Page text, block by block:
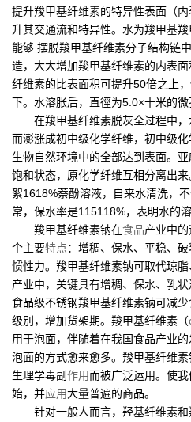
提升羧甲基纤维素的特异性表面（
升其交通流和特异性。水为羧甲基羧
能够 摆脱羧甲基纤维素分子结构链
造，大大增加羧甲基纤维素的内表
纤维素的比表面积可提升50倍之上
下。水溶胀后，直徑为5.0×十米的微
在羧甲基纤维素脱灰全过程中，
而澎涨成初中级化学纤维，初中级
生物自然环境中的全部达到表面。
饱和状态，原化学纤维互相分离出
絮1618%萘酚溶液，自来水清洗，
常，保水率是115118%，表明水的
羧甲基纤维素钠在食品产业中的
个主要特点：增稠、保水、平稳、
惯性力。羧甲基纤维素钠可取代琼
产业中，关键具有增稠、保水、乳
食品级不锈钢羧甲基纤维素钠可减
级別，增加货架期。羧甲基纤维素（
用于泡面，伴随着在我国食品产业
泡面的方式愈来愈多。羧甲基纤维
生理学毒副作用而被广泛运用。使
始，并应用大量普遍的商品。
针对一般人而言，羟基纤维素和